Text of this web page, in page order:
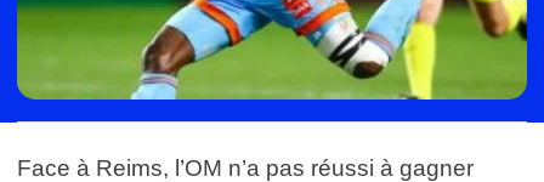
Face à Reims, l’OM n’a pas réussi à gagner